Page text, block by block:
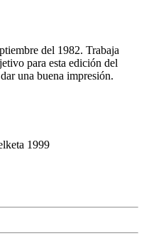
del 1982. Trabaja
para esta edición del
una buena impresión.
1999